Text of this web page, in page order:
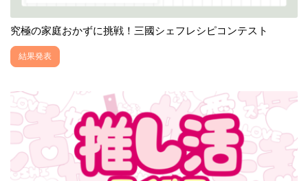
究極の家庭おかずに挑戦！三國シェフレシピコンテスト
結果発表